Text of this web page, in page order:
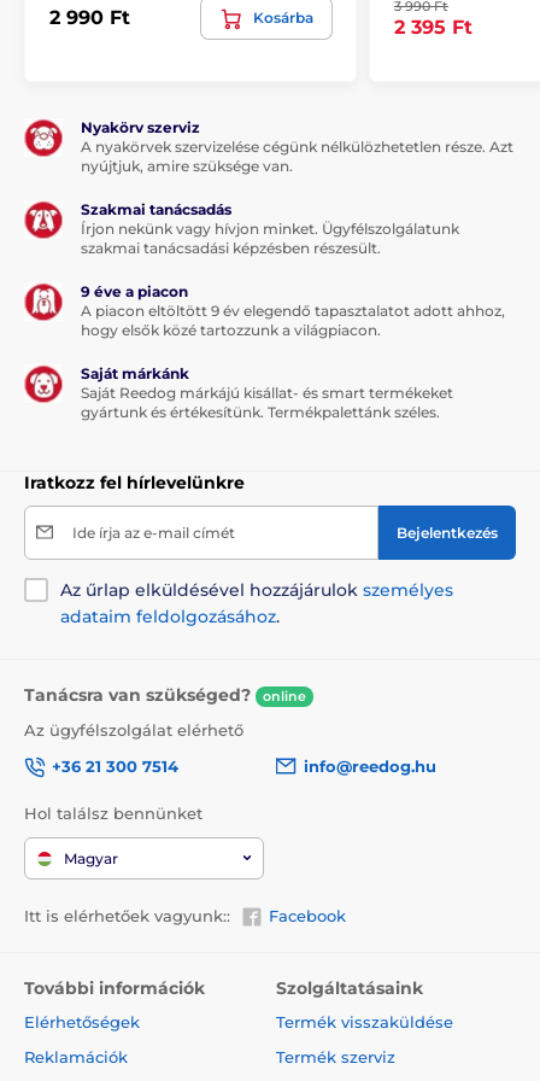
A csomag tartalma:
Megjegyzés: A kép csak illusztráció.
Összetevők: víz, nátrium-klorid, nátrium-lauroil-metil-
PEG-150 disztearát, PEG-7 gliceril-kokát, poliszorbát 20,
benzilhemiformál, glicerin, nátrium-hidroxid, nátrium-
hidroxid, parfum (F, , kumarin. Tartalmaz: <5% amfoter
felületaktív anyag, <5% anionos felületaktív anyag,
<5% nem ionos felületaktív anyag, benzilhemiformális
benzilhemiformális anyagot tartalmaz
változhatnak. A képek csak illusztrációk.
A termék a következő kategóriákba sorolt
2 990 Ft Kosárba
3 990 Ft
2 395 Ft
Nyakörv szerviz
A nyakörvek szervizelése cégünk nélkülözhetetlen része. Azt
nyújtjuk, amire szüksége van.
Szakmai tanácsadás
Írjon nekünk vagy hívjon minket. Ügyfélszolgálatunk
szakmai tanácsadási képzésben részesült.
9 éve a piacon
A piacon eltöltött 9 év elegendő tapasztalatot adott ahhoz,
hogy elsők közé tartozzunk a világpiacon.
Saját márkánk
Saját Reedog márkájú kisállat- és smart termékeket
gyártunk és értékesítünk. Termékpalettánk széles.
Iratkozz fel hírlevelünkre
Ide írja az e-mail címét Bejelentkezés
Az űrlap elküldésével hozzájárulok személyes
adataim feldolgozásához.
Tanácsra van szükséged? online
Az ügyfélszolgálat elérhető
+36 21 300 7514
info@reedog.hu
Hol találsz bennünket
Magyar
Itt is elérhetőek vagyunk:: Facebook
További információk
Elérhetőségek
Reklamációk
Szolgáltatásaink
Termék visszaküldése
Termék szerviz